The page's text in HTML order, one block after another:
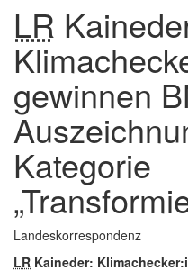
LR
gewinnen
Kategorie
Landeskorrespondenz
LR Kaineder: